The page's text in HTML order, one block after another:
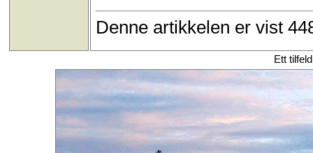
Denne artikkelen er vist
Ett